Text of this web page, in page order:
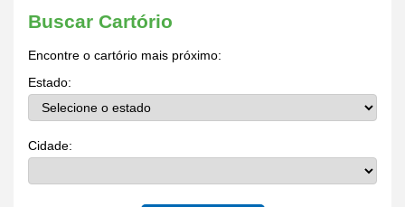
Buscar Cartório
Encontre o cartório mais próximo:
Estado:
Cidade: